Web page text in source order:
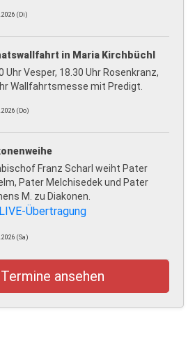
(Di)
in Maria Kirchbüchl
Uhr Vesper, 18.30 Uhr Rosenkranz,
Wallfahrtsmesse mit Predigt.
(Do)
Franz Scharl weiht Pater
Pater Melchisedek und Pater
M. zu Diakonen.
Übertragung
(Sa)
ansehen